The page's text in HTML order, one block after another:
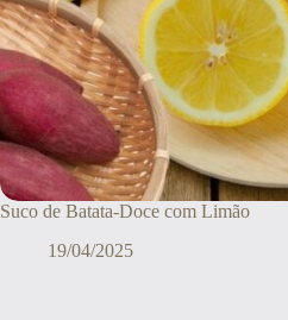
Suco de Batata-Doce com Limão
19/04/2025